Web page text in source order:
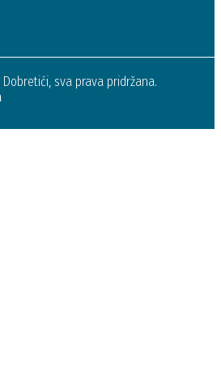
sva prava pridržana.